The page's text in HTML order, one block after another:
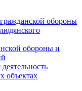
обороны
обороны и
объектах